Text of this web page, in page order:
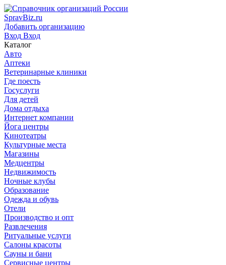
SpravBiz.ru
Добавить организацию
Вход Вход
Каталог
Авто
Аптеки
Ветеринарные клиники
Где поесть
Госуслуги
Для детей
Дома отдыха
Интернет компании
Йога центры
Кинотеатры
Культурные места
Магазины
Медцентры
Недвижимость
Ночные клубы
Образование
Одежда и обувь
Отели
Производство и опт
Развлечения
Ритуальные услуги
Салоны красоты
Сауны и бани
Сервисные центры